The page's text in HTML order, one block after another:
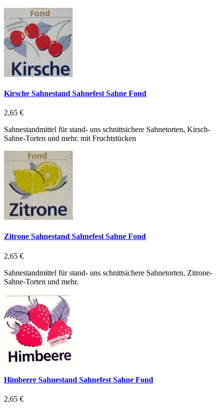
Kirsche Sahnestand Sahnefest Sahne Fond
2,65 €
Sahnestandmittel für stand- uns schnittsichere Sahnetorten, Kirsch-
Sahne-Torten und mehr. mit Fruchtstücken
Zitrone Sahnestand Sahnefest Sahne Fond
2,65 €
Sahnestandmittel für stand- uns schnittsichere Sahnetorten, Zitrone-
Sahne-Torten und mehr.
Himbeere Sahnestand Sahnefest Sahne Fond
2,65 €